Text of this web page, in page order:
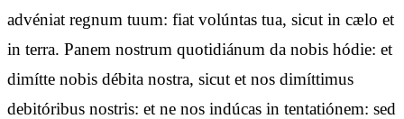
advéniat regnum tuum: fiat volúntas tua, sicut in cælo et
in terra. Panem nostrum quotidiánum da nobis hódie: et
dimítte nobis débita nostra, sicut et nos dimíttimus
debitóribus nostris: et ne nos indúcas in tentatiónem: sed